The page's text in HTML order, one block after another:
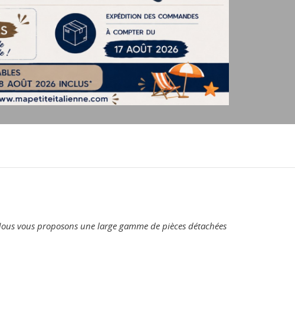
vous proposons une large gamme de pièces détachées